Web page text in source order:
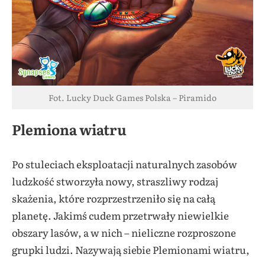
Fot. Lucky Duck Games Polska – Piramido
Plemiona wiatru
Po stuleciach eksploatacji naturalnych zasobów
ludzkość stworzyła nowy, straszliwy rodzaj
skażenia, które rozprzestrzeniło się na całą
planetę. Jakimś cudem przetrwały niewielkie
obszary lasów, a w nich – nieliczne rozproszone
grupki ludzi. Nazywają siebie Plemionami wiatru,